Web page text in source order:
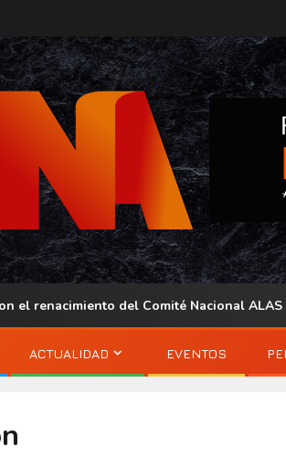
del Comité Nacional ALAS
ACTUALIDAD EVENTOS